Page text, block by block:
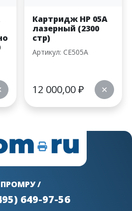
Картридж HP 05A
лазерный (2300
стр)
Артикул: CE505A
12 000,00₽ ✕
ПРОМРУ /
649-97-56